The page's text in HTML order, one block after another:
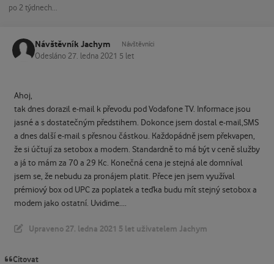
po 2 týdnech...
Návštěvník Jachym Návštěvníci
Odesláno 27. ledna 2021 5 let
Ahoj,
tak dnes dorazil e-mail k převodu pod Vodafone TV. Informace jsou
jasné a s dostatečným předstihem. Dokonce jsem dostal e-mail,SMS
a dnes další e-mail s přesnou částkou. Každopádně jsem překvapen,
že si účtují za setobox a modem. Standardně to má být v ceně služby
a já to mám za 70 a 29 Kc. Konečná cena je stejná ale domníval
jsem se, že nebudu za pronájem platit. Přece jen jsem využíval
prémiový box od UPC za poplatek a teďka budu mít stejný setobox a
modem jako ostatní. Uvidime....
Upraveno 27. ledna 2021 5 let uživatelem Jachym
Citovat